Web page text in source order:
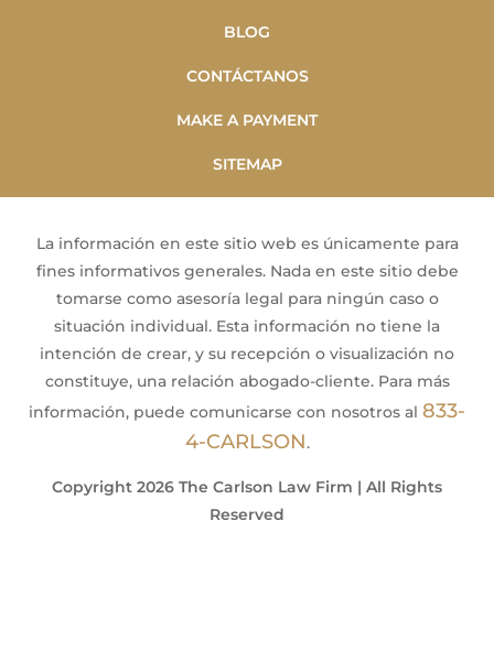
BLOG
CONTÁCTANOS
MAKE A PAYMENT
SITEMAP
La información en este sitio web es únicamente para
fines informativos generales. Nada en este sitio debe
tomarse como asesoría legal para ningún caso o
situación individual. Esta información no tiene la
intención de crear, y su recepción o visualización no
constituye, una relación abogado-cliente. Para más
información, puede comunicarse con nosotros al 833-
4-CARLSON.
Copyright 2026 The Carlson Law Firm | All Rights
Reserved